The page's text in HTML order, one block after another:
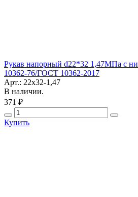
Рукав напорный d22*32 1,47МПа с
10362-76/ГОСТ 10362-2017
Арт.: 22х32-1,47
В наличии.
371 ₽
Купить